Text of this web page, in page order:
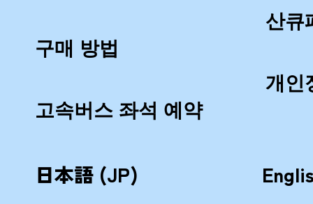
구매 방법
고속버스 좌석 예약
산큐
개인
日本語 (JP)